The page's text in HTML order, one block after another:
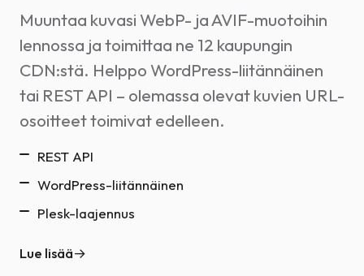
Muuntaa kuvasi WebP- ja AVIF-muotoihin
lennossa ja toimittaa ne 12 kaupungin
CDN:stä. Helppo WordPress-liitännäinen
tai REST API – olemassa olevat kuvien URL-
osoitteet toimivat edelleen.
REST API
WordPress-liitännäinen
Plesk-laajennus
Lue lisää